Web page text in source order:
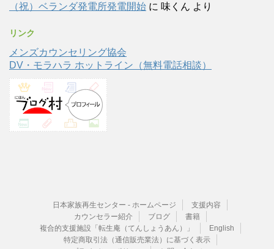
（祝）ベランダ発電所発電開始 に 味くん より
リンク
メンズカウンセリング協会
DV・モラハラ ホットライン（無料電話相談）
日本家族再生センター - ホームページ
支援内容
カウンセラー紹介
ブログ
書籍
複合的支援施設「転生庵（てんしょうあん）」
English
特定商取引法（通信販売業法）に基づく表示